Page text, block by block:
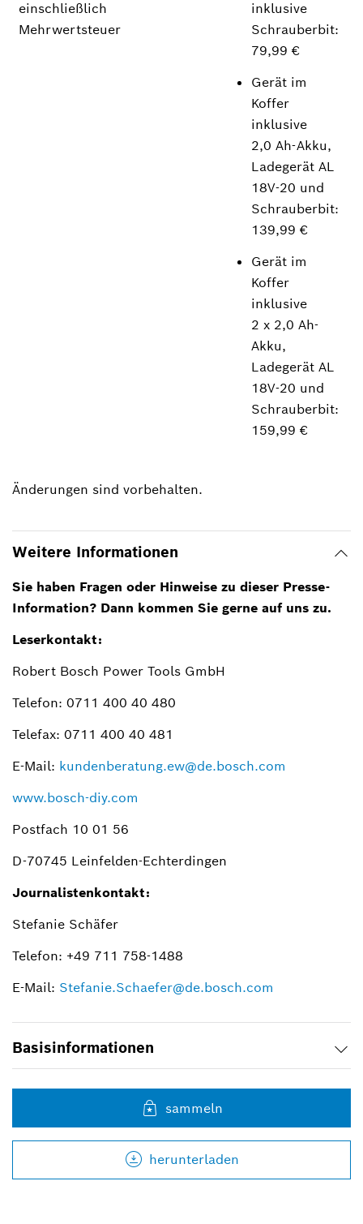
einschließlich
Mehrwertsteuer
inklusive
Schrauberbit:
79,99 €
Gerät im
Koffer
inklusive
2,0 Ah-Akku,
Ladegerät AL
18V-20 und
Schrauberbit:
139,99 €
Gerät im
Koffer
inklusive
2 x 2,0 Ah-
Akku,
Ladegerät AL
18V-20 und
Schrauberbit:
159,99 €
Änderungen sind vorbehalten.
Weitere Informationen
Sie haben Fragen oder Hinweise zu dieser Presse-
Information? Dann kommen Sie gerne auf uns zu.
Leserkontakt:
Robert Bosch Power Tools GmbH
Telefon: 0711 400 40 480
Telefax: 0711 400 40 481
E-Mail: kundenberatung.ew@de.bosch.com
www.bosch-diy.com
Postfach 10 01 56
D-70745 Leinfelden-Echterdingen
Journalistenkontakt:
Stefanie Schäfer
Telefon: +49 711 758-1488
E-Mail: Stefanie.Schaefer@de.bosch.com
Basisinformationen
sammeln
herunterladen